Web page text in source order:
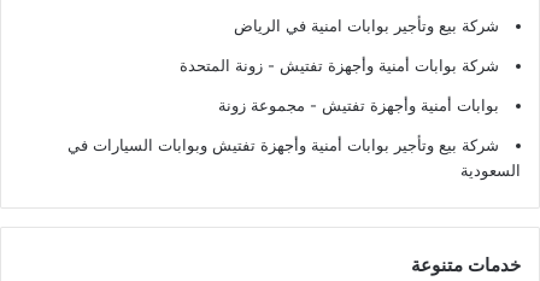
شركة بيع وتأجير بوابات امنية في الرياض
شركة بوابات أمنية وأجهزة تفتيش - زونة المتحدة
بوابات أمنية وأجهزة تفتيش - مجموعة زونة
شركة بيع وتأجير بوابات أمنية وأجهزة تفتيش وبوابات السيارات في
السعودية
خدمات متنوعة